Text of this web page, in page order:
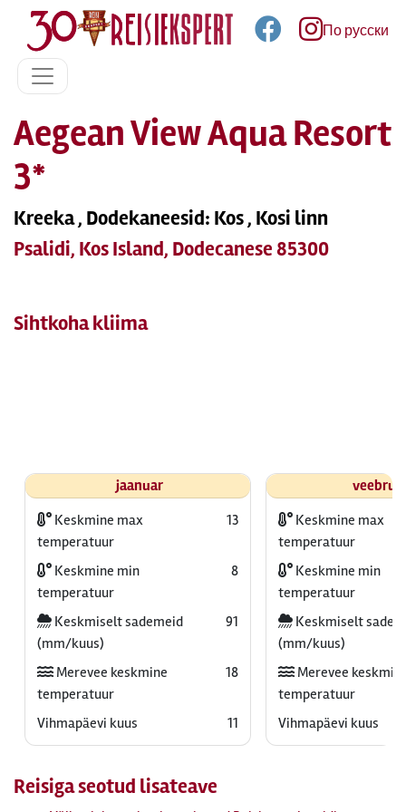
По русски
Aegean View Aqua Resort
3*
Kreeka , Dodekaneesid: Kos , Kosi linn
Psalidi, Kos Island, Dodecanese 85300
Sihtkoha kliima
jaanuar
Keskmine max
temperatuur
13
Keskmine min
temperatuur
8
Keskmiselt sademeid
(mm/kuus)
91
Merevee keskmine
temperatuur
18
Vihmapäevi kuus 11
Keskmine max
temperatuur
Keskmine min
temperatuur
Keskmiselt
(mm/kuus)
Merevee
temperatuur
Vihmapäevi kuus
Reisiga seotud lisateave